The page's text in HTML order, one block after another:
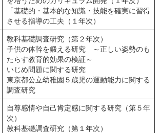
「基礎的・基本的な知識・技能を確実に習得
させる指導の工夫（１年次）
教科基礎調査研究（第２年次）
子供の体幹を鍛える研究 ～正しい姿勢のも
たらす教育的効果の検証～
いじめ問題に関する研究
東京都公立幼稚園５歳児の運動能力に関する
調査研究
自尊感情や自己肯定感に関する研究（第５年
次）
教科基礎調査研究（第１年次）